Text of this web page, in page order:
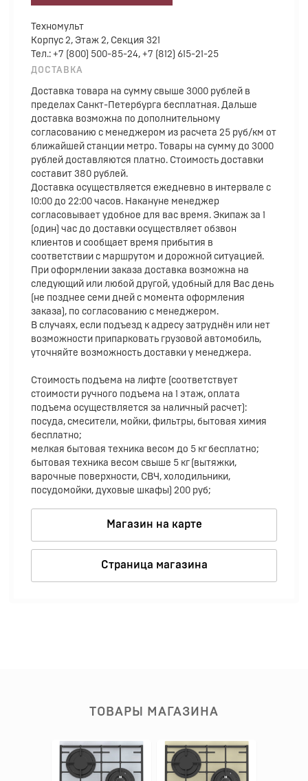
Техномульт
Корпус 2, Этаж 2, Секция 321
Тел.: +7 (800) 500-85-24, +7 (812) 615-21-25
ДОСТАВКА
Доставка товара на сумму свыше 3000 рублей в
пределах Санкт-Петербурга бесплатная. Дальше
доставка возможна по дополнительному
согласованию с менеджером из расчета 25 руб/км от
ближайшей станции метро. Товары на сумму до 3000
рублей доставляются платно. Стоимость доставки
составит 380 рублей.
Доставка осуществляется ежедневно в интервале с
10:00 до 22:00 часов. Накануне менеджер
согласовывает удобное для вас время. Экипаж за 1
(один) час до доставки осуществляет обзвон
клиентов и сообщает время прибытия в
соответствии с маршрутом и дорожной ситуацией.
При оформлении заказа доставка возможна на
следующий или любой другой, удобный для Вас день
(не позднее семи дней с момента оформления
заказа), по согласованию с менеджером.
В случаях, если подъезд к адресу затруднён или нет
возможности припарковать грузовой автомобиль,
уточняйте возможность доставки у менеджера.
Стоимость подъема на лифте (соответствует
стоимости ручного подъема на 1 этаж, оплата
подъема осуществляется за наличный расчет):
посуда, смесители, мойки, фильтры, бытовая химия
бесплатно;
мелкая бытовая техника весом до 5 кг бесплатно;
бытовая техника весом свыше 5 кг (вытяжки,
варочные поверхности, СВЧ, холодильники,
посудомойки, духовые шкафы) 200 руб;
Магазин на карте
Страница магазина
ТОВАРЫ МАГАЗИНА